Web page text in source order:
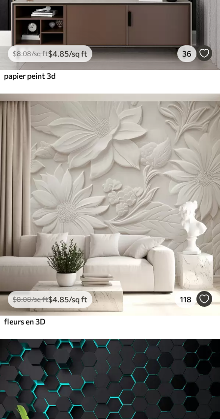
$8.08/sq ft$4 .85/sq ft 36
papier peint 3d
$8.08/sq ft$4 .85/sq ft 118
fleurs en 3D